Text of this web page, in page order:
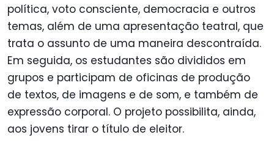
política, voto consciente, democracia e outros
temas, além de uma apresentação teatral, que
trata o assunto de uma maneira descontraída.
Em seguida, os estudantes são divididos em
grupos e participam de oficinas de produção
de textos, de imagens e de som, e também de
expressão corporal. O projeto possibilita, ainda,
aos jovens tirar o título de eleitor.